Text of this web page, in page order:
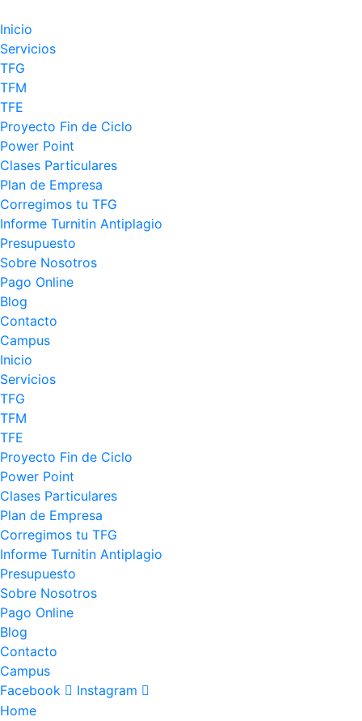
Inicio
Servicios
TFG
TFM
TFE
Proyecto Fin de Ciclo
Power Point
Clases Particulares
Plan de Empresa
Corregimos tu TFG
Informe Turnitin Antiplagio
Presupuesto
Sobre Nosotros
Pago Online
Blog
Contacto
Campus
Inicio
Servicios
TFG
TFM
TFE
Proyecto Fin de Ciclo
Power Point
Clases Particulares
Plan de Empresa
Corregimos tu TFG
Informe Turnitin Antiplagio
Presupuesto
Sobre Nosotros
Pago Online
Blog
Contacto
Campus
Facebook
Instagram
Home